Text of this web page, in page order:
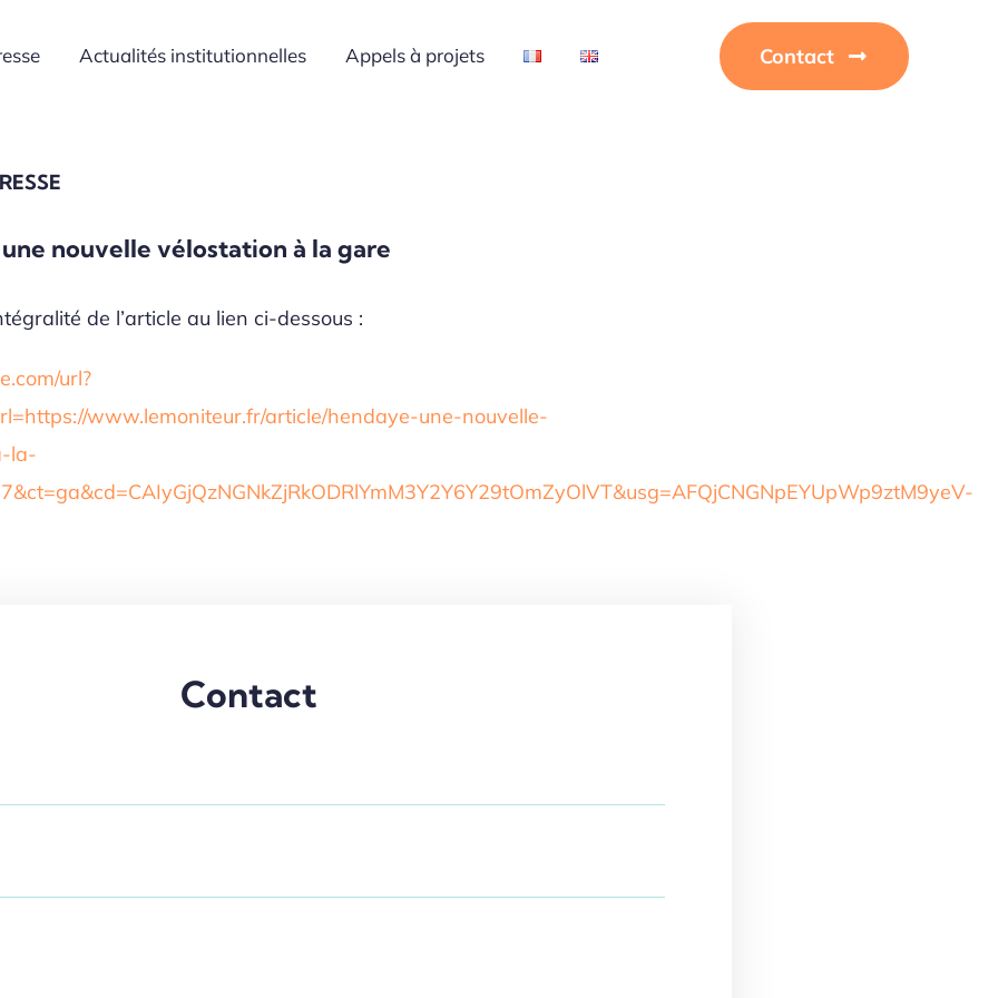
Actualités institutionnelles Appels à projets Contact
nouvelle vélostation à la gare
de l’article au lien ci-dessous :
url?
www.lemoniteur.fr/article/hendaye-une-nouvelle-
la-
Contact